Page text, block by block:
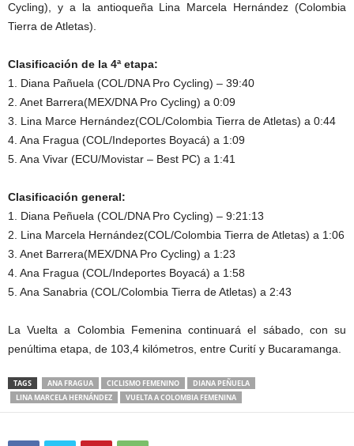
Cycling), y a la antioqueña Lina Marcela Hernández (Colombia
Tierra de Atletas).
Clasificación de la 4ª etapa:
1. Diana Pañuela (COL/DNA Pro Cycling) – 39:40
2. Anet Barrera(MEX/DNA Pro Cycling) a 0:09
3. Lina Marce Hernández(COL/Colombia Tierra de Atletas) a 0:44
4. Ana Fragua (COL/Indeportes Boyacá) a 1:09
5. Ana Vivar (ECU/Movistar – Best PC) a 1:41
Clasificación general:
1. Diana Peñuela (COL/DNA Pro Cycling) – 9:21:13
2. Lina Marcela Hernández(COL/Colombia Tierra de Atletas) a 1:06
3. Anet Barrera(MEX/DNA Pro Cycling) a 1:23
4. Ana Fragua (COL/Indeportes Boyacá) a 1:58
5. Ana Sanabria (COL/Colombia Tierra de Atletas) a 2:43
La Vuelta a Colombia Femenina continuará el sábado, con su
penúltima etapa, de 103,4 kilómetros, entre Curití y Bucaramanga.
TAGS ANA FRAGUA CICLISMO FEMENINO
DIANA PEÑUELA
LINA MARCELA HERNÁNDEZ
VUELTA A COLOMBIA FEMENINA